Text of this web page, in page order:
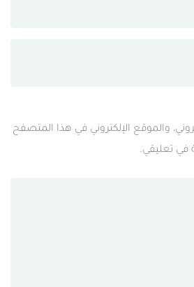
والموقع الإلكتروني في هذا المتصفح
في تعليقي.